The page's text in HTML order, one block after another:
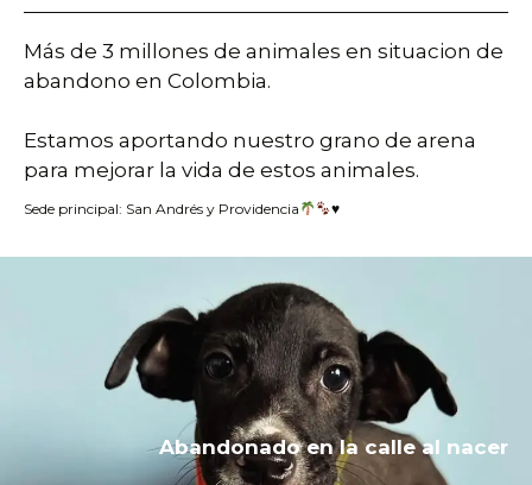
Más de 3 millones de animales en situacion de
abandono en Colombia.
Estamos aportando nuestro grano de arena
para mejorar la vida de estos animales.
Sede principal: San Andrés y Providencia ♥️
Abandonado en la calle al nacer